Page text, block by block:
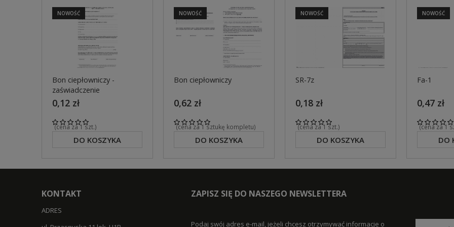
Bon ciepłowniczy -
zaświadczenie
0,12 zł
(cena za 1 szt.)
DO KOSZYKA
NOWOŚĆ
Bon ciepłowniczy
0,62 zł
(cena za 1 sztukę kompletu)
DO KOSZYKA
NOWOŚĆ
SR-7z
0,18 zł
(cena za 1 szt.)
DO KOSZYKA
NOWOŚĆ
Fa-1
0,47 zł
(cena za 1
DO
NOWOŚĆ
KONTAKT
ADRES
ZAPISZ SIĘ DO NASZEGO NEWSLETTERA
Podaj swój adres e-mail, jeżeli chcesz otrzymywać informacje o